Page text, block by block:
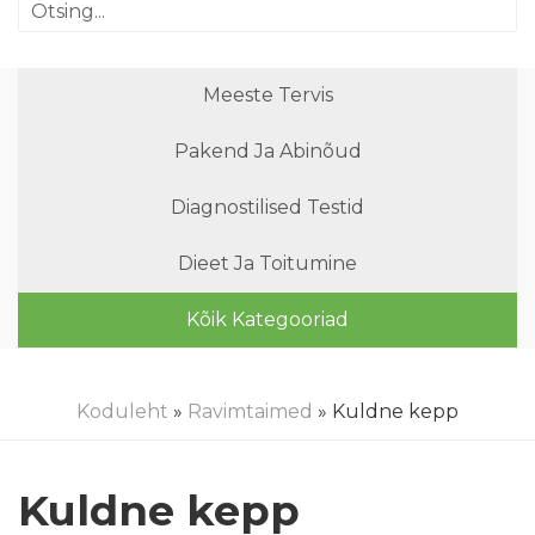
Meeste Tervis
Pakend Ja Abinõud
Diagnostilised Testid
Dieet Ja Toitumine
Kõik Kategooriad
Koduleht » Ravimtaimed » Kuldne kepp
Kuldne kepp